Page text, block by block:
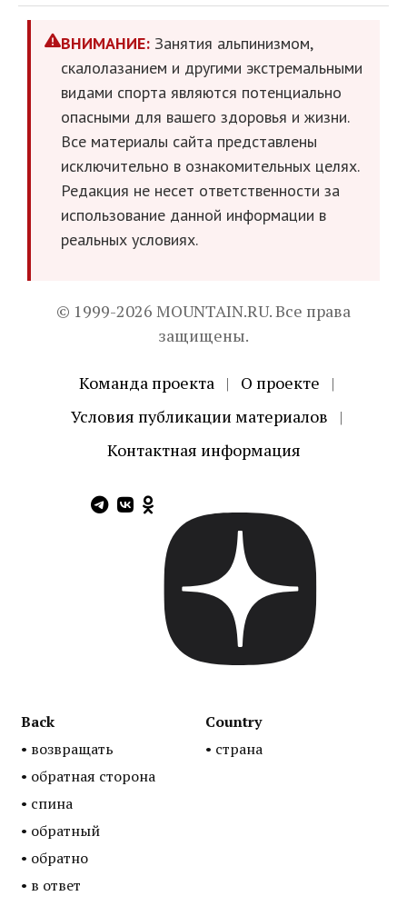
ВНИМАНИЕ: Занятия альпинизмом,
скалолазанием и другими экстремальными
видами спорта являются потенциально
опасными для вашего здоровья и жизни.
Все материалы сайта представлены
исключительно в ознакомительных целях.
Редакция не несет ответственности за
использование данной информации в
реальных условиях.
© 1999-2026 MOUNTAIN.RU. Все права
защищены.
Команда проекта | О проекте
|
Условия публикации материалов
|
Контактная информация
Back
Country
• возвращать
• страна
• обратная сторона
• спина
• обратный
• обратно
• в ответ